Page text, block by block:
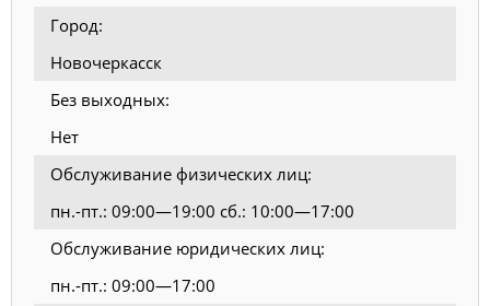
Город:
Новочеркасск
Без выходных:
Нет
Обслуживание физических лиц:
пн.-пт.: 09:00—19:00 сб.: 10:00—17:00
Обслуживание юридических лиц:
пн.-пт.: 09:00—17:00